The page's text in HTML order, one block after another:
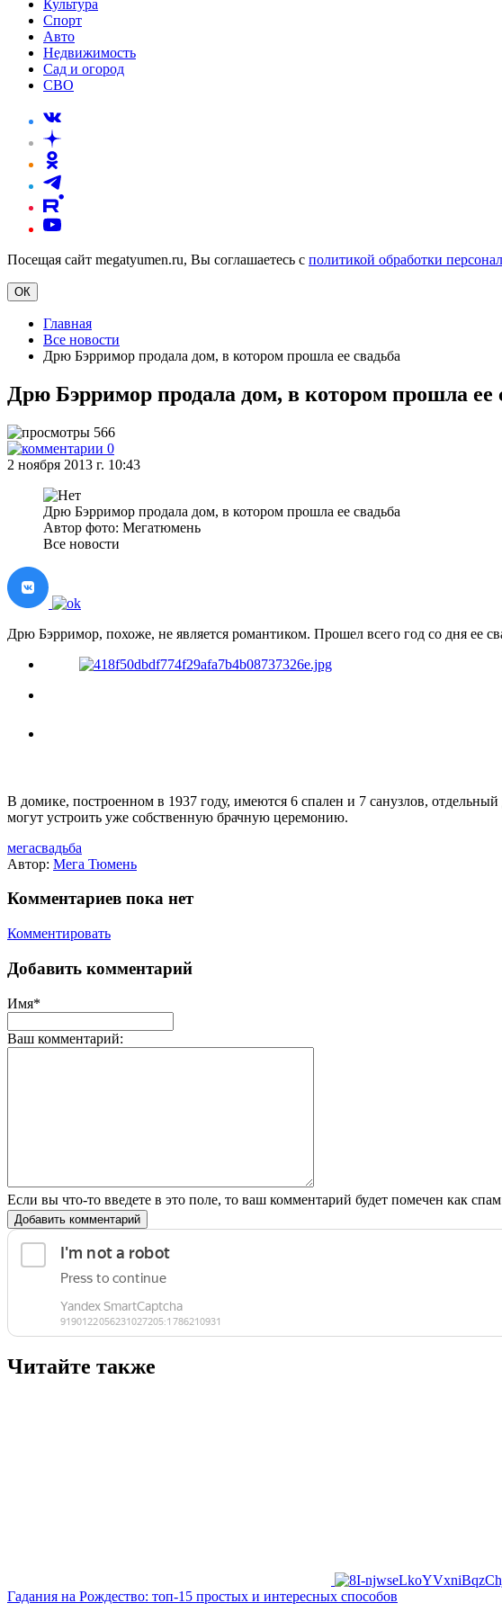
Культура
Спорт
Авто
Недвижимость
Сад и огород
СВО
Посещая сайт megatyumen.ru, Вы соглашаетесь с политикой обработки
ОК
Главная
Все новости
Дрю Бэрримор продала дом, в котором прошла ее свадьба
Дрю Бэрримор продала дом, в котором прошла ее
566
0
2 ноября 2013 г. 10:43
Дрю Бэрримор продала дом, в котором прошла ее свадьба
Автор фото: Мегатюмень
Все новости
Дрю Бэрримор, похоже, не является романтиком. Прошел всего год со дня ее
В домике, построенном в 1937 году, имеются 6 спален и 7 санузлов,
могут устроить уже собственную брачную церемонию.
мегасвадьба
Автор: Мега Тюмень
Комментариев пока нет
Комментировать
Добавить комментарий
Имя*
Ваш комментарий:
Если вы что-то введете в это поле, то ваш комментарий будет помечен как
Добавить комментарий
Читайте также
Гадания на Рождество: топ-15 простых и интересных способов